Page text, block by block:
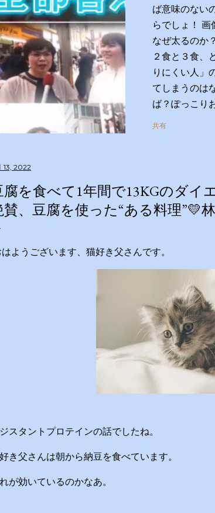
ば意味のない
らでしょ！
なぜ太るのか
２食と３食、
りにくい人」
てしまうのは
ば？ぽっこり
はすっきりさ
リズム 【学
和歌子 宮世
科大学病院
教授 郷間
いたします
asahi.co.jp/
『青少年に見
疑問について
かりやすくお
的な理由は非
量）が消費カ
先に食べるの
共有
13, 2022
腐を食べて1年間で13KGのダ
賛、豆腐を使った“ある料理”💛
ようございます、猫好き父さんです。
スタントプロテインの話でしたね。
き父さんは朝から納豆を食べています。
が効いているのかなあ。